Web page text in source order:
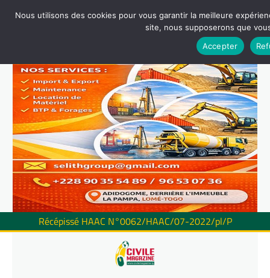
Récépissé HAAC N°0062/HAAC/07-2022/pl/P
Nous utilisons des cookies pour vous garantir la meilleure
site, nous supposerons que
Accepter